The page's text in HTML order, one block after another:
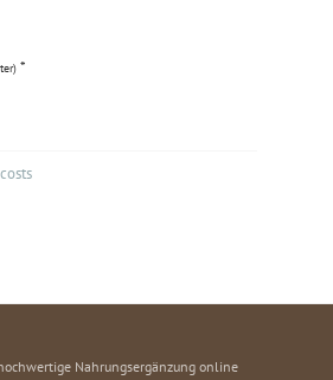
*
Nahrungsergänzung online